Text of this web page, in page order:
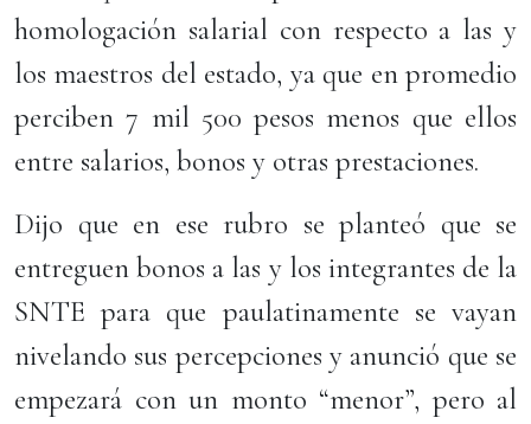
homologación salarial con respecto a las y
los maestros del estado, ya que en promedio
perciben 7 mil 500 pesos menos que ellos
entre salarios, bonos y otras prestaciones.
Dijo que en ese rubro se planteó que se
entreguen bonos a las y los integrantes de la
SNTE para que paulatinamente se vayan
nivelando sus percepciones y anunció que se
empezará con un monto “menor”, pero al